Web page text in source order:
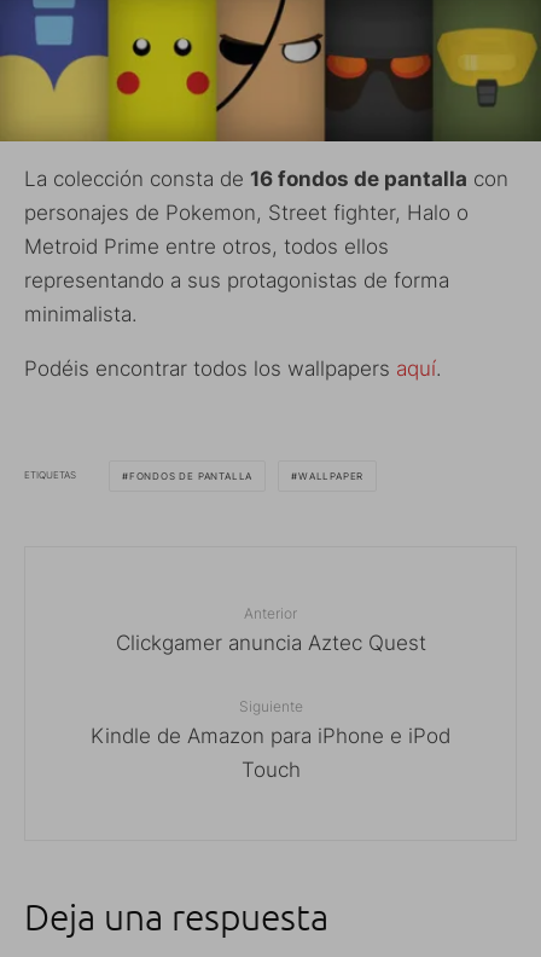
La colección consta de 16 fondos de pantalla con
personajes de Pokemon, Street fighter, Halo o
Metroid Prime entre otros, todos ellos
representando a sus protagonistas de forma
minimalista.
Podéis encontrar todos los wallpapers aquí.
ETIQUETAS FONDOS DE PANTALLA WALLPAPER
Anterior
Clickgamer anuncia Aztec Quest
Siguiente
Kindle de Amazon para iPhone e iPod
Touch
Deja una respuesta